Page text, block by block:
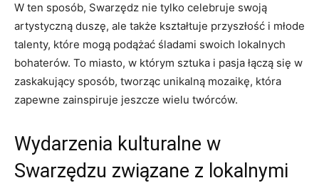
W ten sposób, Swarzędz nie tylko celebruje swoją
artystyczną duszę, ale także kształtuje przyszłość i młode
talenty, które mogą podążać śladami swoich lokalnych
bohaterów. To miasto, w którym sztuka i pasja łączą się w
zaskakujący sposób, tworząc unikalną mozaikę, która
zapewne zainspiruje jeszcze wielu twórców.
Wydarzenia kulturalne w
Swarzędzu związane z lokalnymi